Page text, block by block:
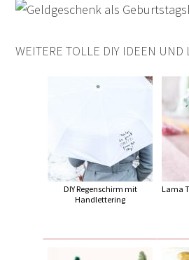
WEITERE TOLLE DIY IDEEN UND
DIY Regenschirm mit
Handlettering
Lama